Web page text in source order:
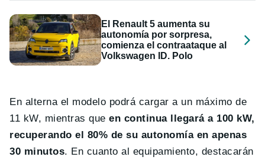
El Renault 5 aumenta su
autonomía por sorpresa,
comienza el contraataque al
Volkswagen ID. Polo
En alterna el modelo podrá cargar a un máximo de
11 kW, mientras que en continua llegará a 100 kW,
recuperando el 80% de su autonomía en apenas
30 minutos. En cuanto al equipamiento, destacarán